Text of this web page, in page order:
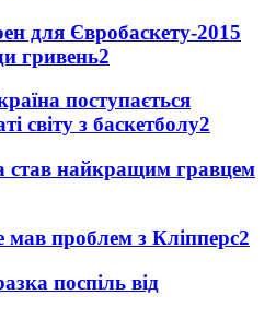
для Євробаскету-2015
гривень2
поступається
світу з баскетболу2
став найкращим гравцем
проблем з Кліпперс2
поспіль від